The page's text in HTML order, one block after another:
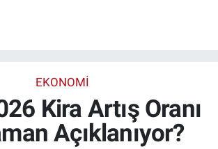
EKONOMI
Kira Artış Oranı
Açıklanıyor?